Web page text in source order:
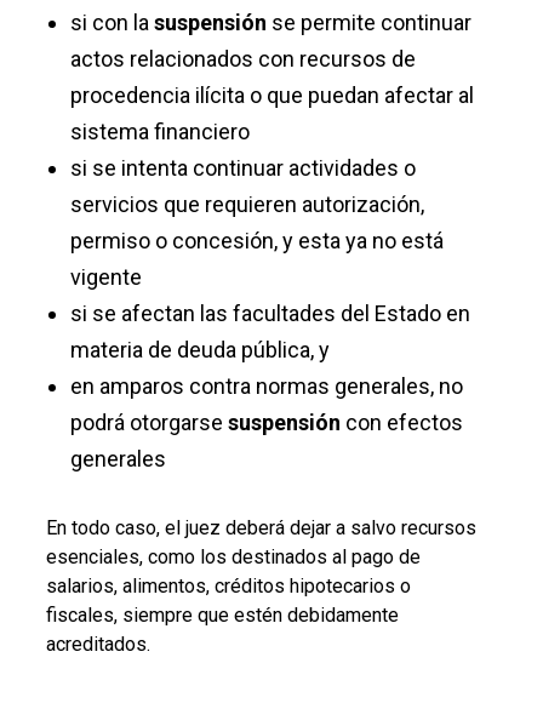
si con lasuspensión se permite continuar
actos relacionados con recursos de
procedencia ilícita o que puedan afectar al
sistema financiero
si se intenta continuar actividades o
servicios que requieren autorización,
permiso o concesión, y esta ya no está
vigente
si se afectan las facultades del Estado en
materia de deuda pública, y
en amparos contra normas generales, no
podrá otorgarse suspensión con efectos
generales
En todo caso, el juez deberá dejar a salvo recursos
esenciales, como los destinados al pago de
salarios, alimentos, créditos hipotecarios o
fiscales, siempre que estén debidamente
acreditados.